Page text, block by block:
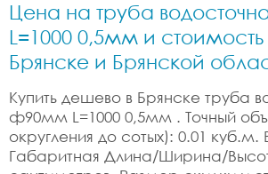
Цена на труба
L=1000 0,5мм и
Брянске и Брянской
Купить дешево в Брянске труба
ф90мм L=1000 0,5мм . Точный
округления до сотых): 0.01 куб.м.
Габаритная Длина/Ширина/